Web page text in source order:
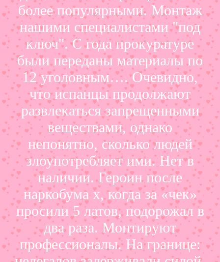
более популярными. Монтаж
нашими специалистами "под
ключ". С года прокуратуре
были переданы материалы по
12 уголовным…. Очевидно,
что испанцы продолжают
развлекаться запрещенными
веществами, однако
непонятно, сколько людей
злоупотребляет ими. Нет в
наличии. Героин после
наркобума х, когда за «чек»
просили 5 латов, подорожал в
два раза. Монтируют
профессионалы. На границе: